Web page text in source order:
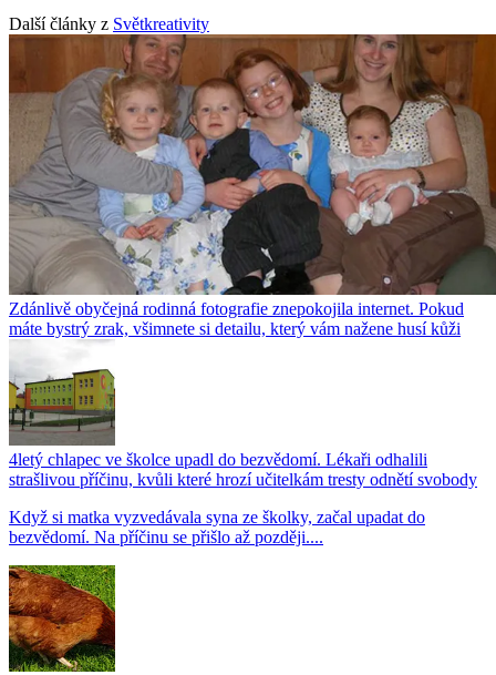
Další články z Světkreativity
Zdánlivě obyčejná rodinná fotografie znepokojila internet. Pokud
máte bystrý zrak, všimnete si detailu, který vám nažene husí kůži
4letý chlapec ve školce upadl do bezvědomí. Lékaři odhalili
strašlivou příčinu, kvůli které hrozí učitelkám tresty odnětí svobody
Když si matka vyzvedávala syna ze školky, začal upadat do
bezvědomí. Na příčinu se přišlo až později....